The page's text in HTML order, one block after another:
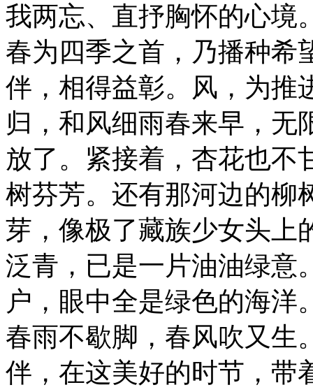
我两忘、直抒胸怀的心境
春为四季之首，乃播种希
伴，相得益彰。风，为推
归，和风细雨春来早，无
放了。紧接着，杏花也不
树芬芳。还有那河边的柳
芽，像极了藏族少女头上
泛青，已是一片油油绿意
户，眼中全是绿色的海洋
春雨不歇脚，春风吹又生
伴，在这美好的时节，带